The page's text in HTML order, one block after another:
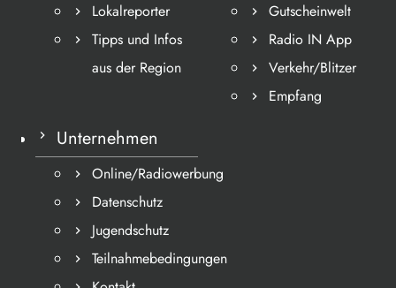
Lokalreporter
Tipps und Infos
aus der Region
Gutscheinwelt
Radio IN App
Verkehr/Blitzer
Empfang
Unternehmen
Online/Radiowerbung
Datenschutz
Jugendschutz
Teilnahmebedingungen